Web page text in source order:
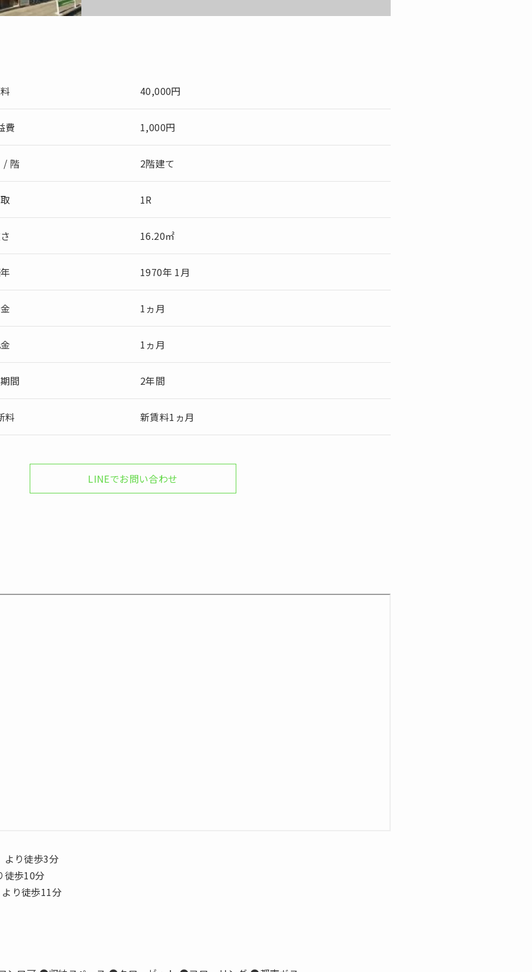
40,000円
費 1,000円
/ 階 2階建て
1R
16.20㎡
1970年 1月
1ヵ月
1ヵ月
間 2年間
料 新賃料1ヵ月
LINEでお問い合わせ
り徒歩3分
徒歩10分
り徒歩11分